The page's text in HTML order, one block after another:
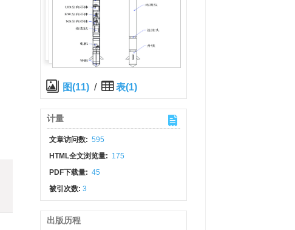
图(11) / 表(1)
计量
文章访问数: 595
HTML全文浏览量: 175
PDF下载量: 45
被引次数:3
出版历程